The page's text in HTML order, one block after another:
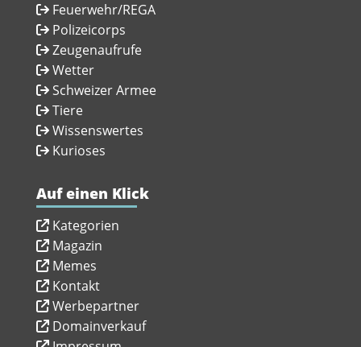
Feuerwehr/REGA
Polizeicorps
Zeugenaufrufe
Wetter
Schweizer Armee
Tiere
Wissenswertes
Kurioses
Auf einen Klick
Kategorien
Magazin
Memes
Kontakt
Werbepartner
Domainverkauf